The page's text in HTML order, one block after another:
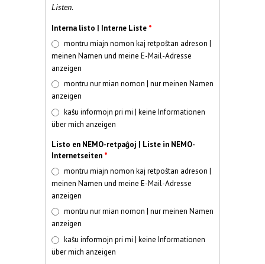
Listen.
Interna listo | Interne Liste *
montru miajn nomon kaj retpoŝtan adreson |
meinen Namen und meine E-Mail-Adresse
anzeigen
montru nur mian nomon | nur meinen Namen
anzeigen
kaŝu informojn pri mi | keine Informationen
über mich anzeigen
Listo en NEMO-retpaĝoj | Liste in NEMO-
Internetseiten *
montru miajn nomon kaj retpoŝtan adreson |
meinen Namen und meine E-Mail-Adresse
anzeigen
montru nur mian nomon | nur meinen Namen
anzeigen
kaŝu informojn pri mi | keine Informationen
über mich anzeigen